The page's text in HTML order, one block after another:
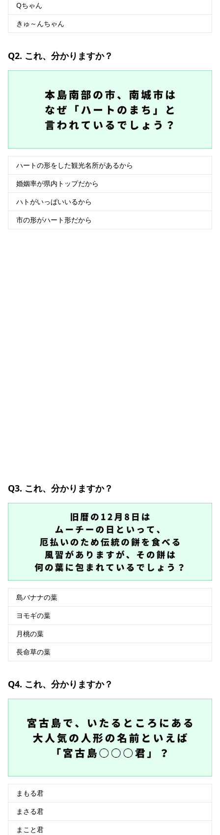
Qちゃん
きゅ～んちゃん
Q2. これ、分かりますか？
ハートの形をした観光名所があるから
婚姻率が県内トップだから
ハトがいっぱいいるから
市の形がハート形だから
Q3. これ、分かりますか？
島バナナの葉
ヨモギの葉
月桃の葉
長命草の葉
Q4. これ、分かりますか？
まもる君
まさる君
まこと君